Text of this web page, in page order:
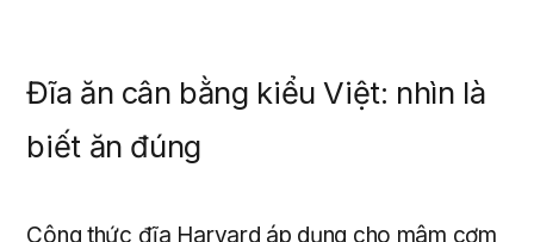
Đĩa ăn cân bằng kiểu Việt: nhìn là
biết ăn đúng
Công thức đĩa Harvard áp dụng cho mâm cơm